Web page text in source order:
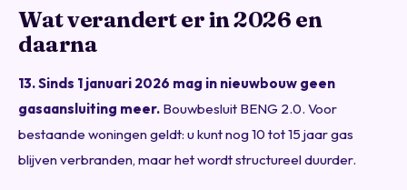
Wat verandert er in 2026 en
daarna
13. Sinds 1 januari 2026 mag in nieuwbouw geen
gasaansluiting meer. Bouwbesluit BENG 2.0. Voor
bestaande woningen geldt: u kunt nog 10 tot 15 jaar gas
blijven verbranden, maar het wordt structureel duurder.